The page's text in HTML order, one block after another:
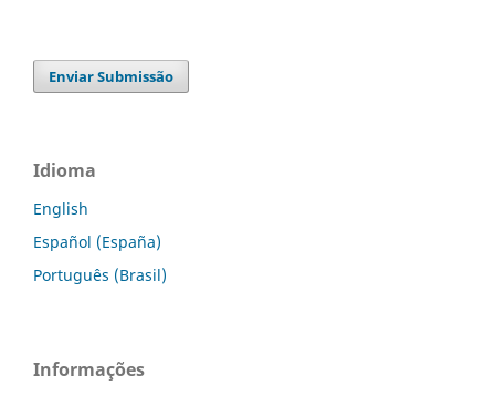
Enviar Submissão
Idioma
English
Español (España)
Português (Brasil)
Informações